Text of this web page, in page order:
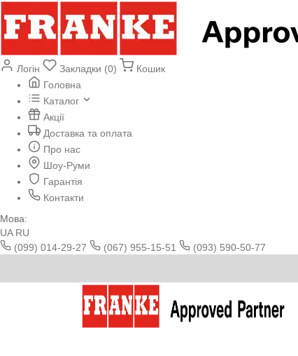
Логін Закладки (0)
Кошик
Головна
Каталог
Акції
Доставка та оплата
Про нас
Шоу-Руми
Гарантія
Контакти
Мова:
UA RU
(099) 014-29-27
(067) 955-15-51
(093) 590-50-77